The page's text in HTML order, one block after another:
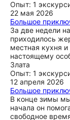
Опыт: 1
22 мая 2026
Большое
За две недели
приходилось
местная кухня
настоящему
Злата
Опыт: 1
12 апреля 2026
Большое
В конце зимы
начала он
свободное